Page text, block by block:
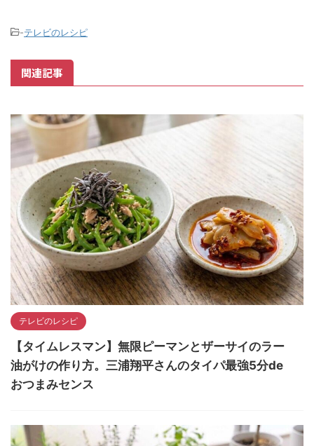
-テレビのレシピ
関連記事
テレビのレシピ
【タイムレスマン】無限ピーマンとザーサイのラー
油がけの作り方。三浦翔平さんのタイパ最強5分de
おつまみセンス